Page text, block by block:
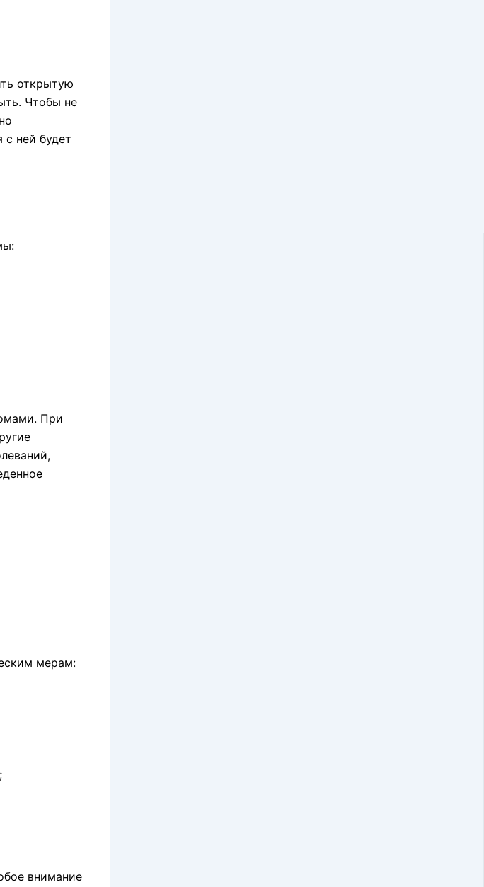
открытую
Чтобы не
с ней будет
При
мерам:
внимание